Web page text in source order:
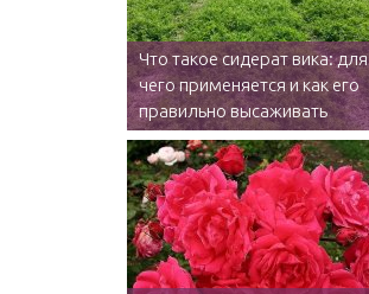
Что такое сидерат вика: для
чего применяется и как его
правильно высаживать